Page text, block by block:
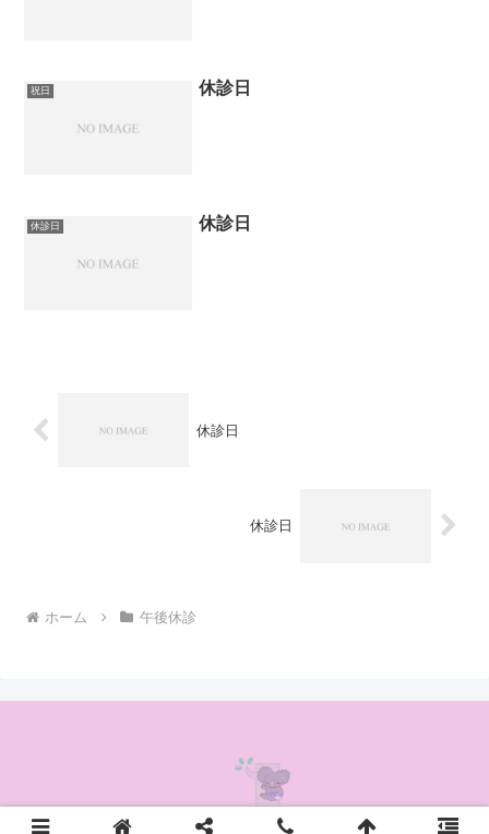
祝日 休診日
休診日 休診日
休診日
休診日
ホーム 午後休診
© 2020 かんの耳鼻咽喉科クリニック.